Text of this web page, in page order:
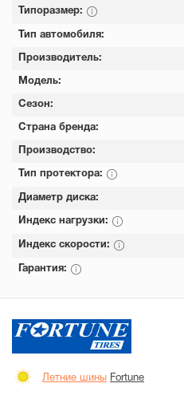
Типоразмер:
Тип автомобиля:
Производитель:
Модель:
Сезон:
Страна бренда:
Производство:
Тип протектора:
Диаметр диска:
Индекс нагрузки:
Индекс скорости:
Гарантия:
Летние шины Fortune